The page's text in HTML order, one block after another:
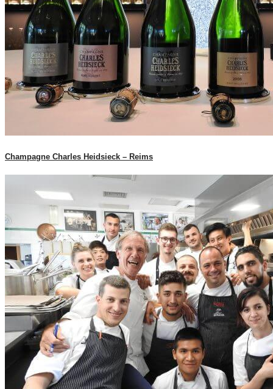
Champagne Charles Heidsieck – Reims